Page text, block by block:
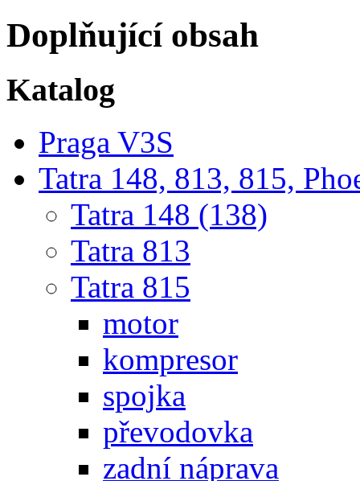
Doplňující obsah
Katalog
Praga V3S
Tatra 148, 813, 815,
Tatra 148 (138)
Tatra 813
Tatra 815
motor
kompresor
spojka
převodovka
zadní náprava